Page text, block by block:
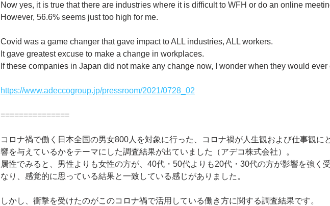
Now yes, it is true that there are industries where it is difficult to WFH or do an online
However, 56.6% seems just too high for me.
Covid was a game changer that gave impact to ALL industries, ALL workers.
It gave greatest excuse to make a change in workplaces.
If these companies in Japan did not make any change now, I wonder when they would ever
https://www.adeccogroup.jp/pressroom/2021/0728_02
===============
コロナ禍で働く日本全国の男女800人を対象に行った、コロナ禍が人生観および仕事観に
響を与えているかをテーマにした調査結果が出ていました（アデコ株式会社）。
属性でみると、男性よりも女性の方が、40代・50代よりも20代・30代の方が影響を強く
なり、感覚的に思っている結果と一致している感じがありました。
しかし、衝撃を受けたのがこのコロナ禍で活用している働き方に関する調査結果です。